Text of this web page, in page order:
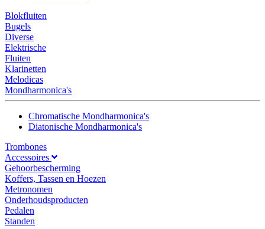
Blokfluiten
Bugels
Diverse
Elektrische
Fluiten
Klarinetten
Melodicas
Mondharmonica's
Chromatische Mondharmonica's
Diatonische Mondharmonica's
Trombones
Accessoires
Gehoorbescherming
Koffers, Tassen en Hoezen
Metronomen
Onderhoudsproducten
Pedalen
Standen